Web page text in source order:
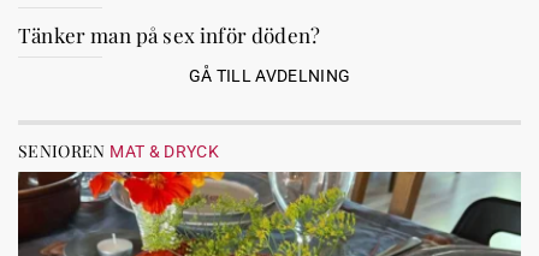
Tänker man på sex inför döden?
GÅ TILL AVDELNING
SENIOREN MAT & DRYCK